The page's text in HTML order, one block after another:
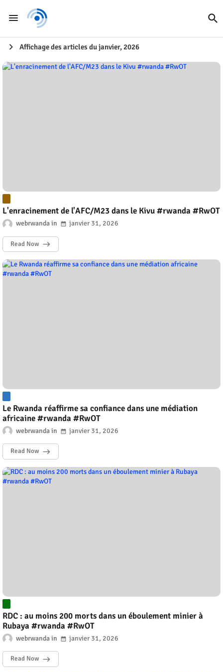
Affichage des articles du janvier, 2026
L'enracinement de l'AFC/M23 dans le Kivu #rwanda #RwOT
webrwanda janvier 31, 2026
Read Now
Le Rwanda réaffirme sa confiance dans une médiation
africaine #rwanda #RwOT
webrwanda janvier 31, 2026
Read Now
RDC : au moins 200 morts dans un éboulement minier à
Rubaya #rwanda #RwOT
webrwanda janvier 31, 2026
Read Now